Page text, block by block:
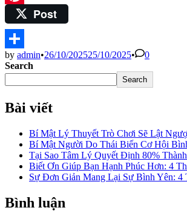
PinterestPost
Share
by admin•26/10/202525/10/2025•
0
Search
Search
Bài viết
Bí Mật Lý Thuyết Trò Chơi Sẽ Lật
Bí Mật Người Do Thái Biến Cơ Hội
Tại Sao Tâm Lý Quyết Định 80%
Biết Ơn Giúp Bạn Hạnh Phúc Hơn: 4
Sự Đơn Giản Mang Lại Sự Bình Yên: 4
Bình luận